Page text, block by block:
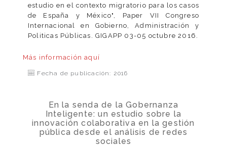
estudio en el contexto migratorio para los casos
de España y México", Paper VII Congreso
Internacional en Gobierno, Administración y
Politicas Públicas. GIGAPP 03-05 octubre 2016.
Más informaciónaquí
Fecha de publicación: 2016
En la senda de la Gobernanza
Inteligente: un estudio sobre la
innovación colaborativa en la gestión
pública desde el análisis de redes
sociales